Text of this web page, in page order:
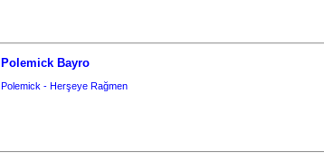
Polemick Bayro
Polemick - Herşeye Rağmen